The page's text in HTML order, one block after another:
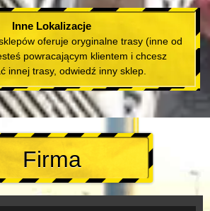
Inne Lokalizacje
oferuje oryginalne trasy (inne od
powracającym klientem i chcesz
innej trasy, odwiedź inny sklep.
Firma